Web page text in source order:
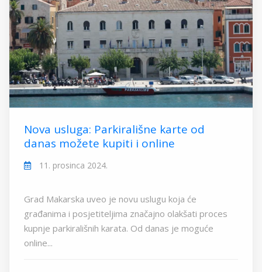
Nova usluga: Parkirališne karte od
danas možete kupiti i online
11. prosinca 2024.
Grad Makarska uveo je novu uslugu koja će
građanima i posjetiteljima značajno olakšati proces
kupnje parkirališnih karata. Od danas je moguće
online...